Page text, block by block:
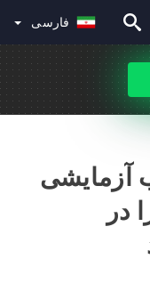
فارسی
آزمایشی
در